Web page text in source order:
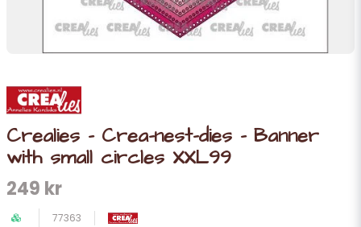
Crealies - Crea-nest-dies - Banner
with small circles XXL99
249 kr
77363